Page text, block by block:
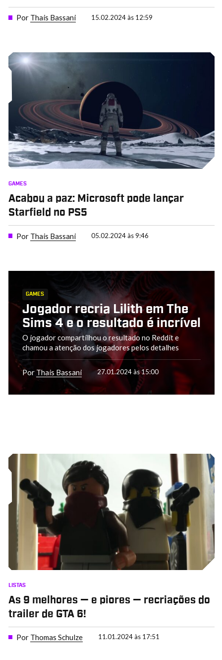
Por Thais Bassani 15.02.2024 às 12:59
GAMES
Acabou a paz: Microsoft pode lançar
Starfield no PS5
Por Thais Bassani 05.02.2024 às 9:46
GAMES
Jogador recria Lilith em The
Sims 4 e o resultado é incrível
O jogador compartilhou o resultado no Reddit e
chamou a atenção dos jogadores pelos detalhes
Por Thais Bassani 27.01.2024 às 15:00
LISTAS
As 9 melhores — e piores — recriações do
trailer de GTA 6!
Por Thomas Schulze 11.01.2024 às 17:51